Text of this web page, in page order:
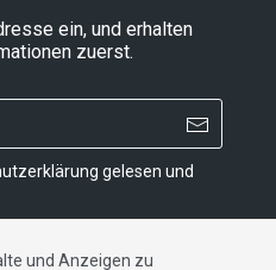
ein, und erhalten
zuerst.
gelesen und
und Anzeigen zu